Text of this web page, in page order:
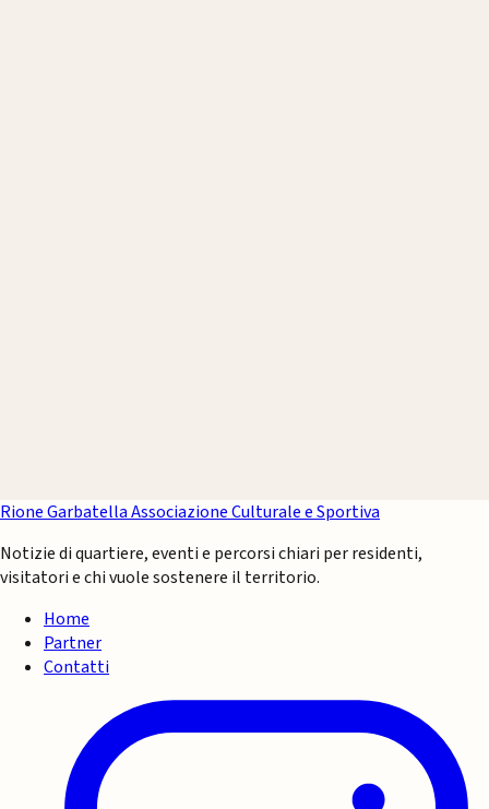
Rione GarbatellaAssociazione Culturale e Sportiva
Notizie di quartiere, eventi e percorsi chiari per residenti,
visitatori e chi vuole sostenere il territorio.
Home
Partner
Contatti